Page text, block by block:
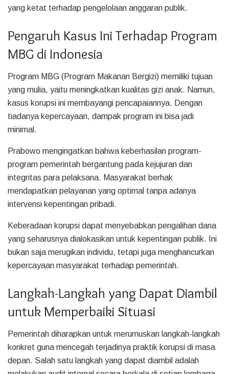
yang ketat terhadap pengelolaan anggaran publik.
Pengaruh Kasus Ini Terhadap Program
MBG di Indonesia
Program MBG (Program Makanan Bergizi) memiliki tujuan
yang mulia, yaitu meningkatkan kualitas gizi anak. Namun,
kasus korupsi ini membayangi pencapaiannya. Dengan
tiadanya kepercayaan, dampak program ini bisa jadi
minimal.
Prabowo mengingatkan bahwa keberhasilan program-
program pemerintah bergantung pada kejujuran dan
integritas para pelaksana. Masyarakat berhak
mendapatkan pelayanan yang optimal tanpa adanya
intervensi kepentingan pribadi.
Keberadaan korupsi dapat menyebabkan pengalihan dana
yang seharusnya dialokasikan untuk kepentingan publik. Ini
bukan saja merugikan individu, tetapi juga menghancurkan
kepercayaan masyarakat terhadap pemerintah.
Langkah-Langkah yang Dapat Diambil
untuk Memperbaiki Situasi
Pemerintah diharapkan untuk merumuskan langkah-langkah
konkret guna mencegah terjadinya praktik korupsi di masa
depan. Salah satu langkah yang dapat diambil adalah